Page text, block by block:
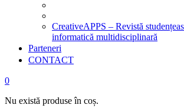
CreativeAPPS – Revistă
informatică multidisciplinară
Parteneri
CONTACT
0
Nu există produse în coș.